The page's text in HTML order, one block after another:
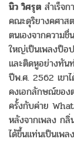
นิว วิศรุต สำเร็จ
คณะดุริยางคศาส
ตนเองจากความ
ใหญ่เป็นเพลงป็อ
และติดหูอย่างทัน
ปีพ.ศ. 2562 เขา
คงเอกลักษณ์ของ
ครั้งกับค่าย
หลังจากเพลง ก
ได้ขึ้นแท่นเป็นเพ